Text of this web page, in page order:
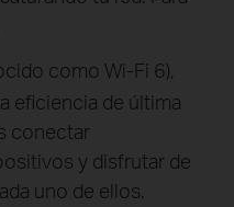
como Wi-Fi 6),
eficiencia de última
conectar
y disfrutar de
uno de ellos.